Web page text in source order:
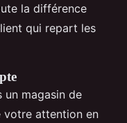
la différence
qui repart les
un magasin de
votre attention en